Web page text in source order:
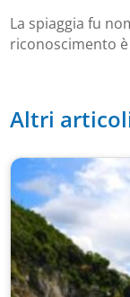
La spiaggia fu
riconoscimento
Altri